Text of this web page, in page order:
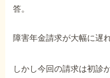
答。
障害年金請求が大幅に遅
しかし今回の請求は初診